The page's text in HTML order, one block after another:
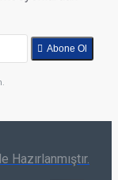
Abone Ol